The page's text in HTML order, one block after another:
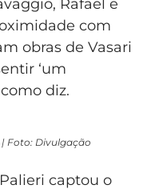
Rafael e
com
obras de Vasari
‘um
diz.
Foto: Divulgação
captou o